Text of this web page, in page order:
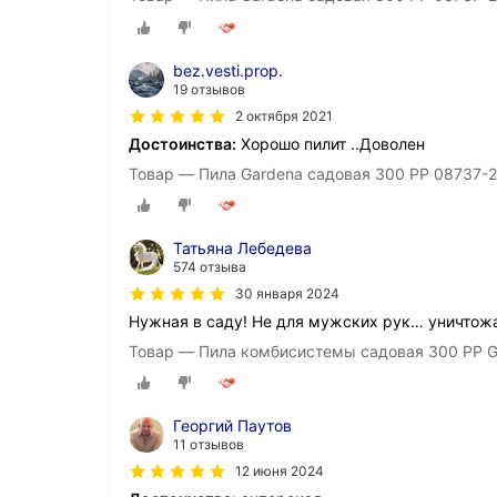
bez.vesti.prop.
19 отзывов
2 октября 2021
Достоинства: Хорошо пилит ..Доволен
Товар — Пила Gardena садовая 300 PP 08737-
Татьяна Лебедева
574 отзыва
30 января 2024
Нужная в саду! Не для мужских рук…
Товар — Пила комбисистемы садовая 300 PP
Георгий Паутов
11 отзывов
12 июня 2024